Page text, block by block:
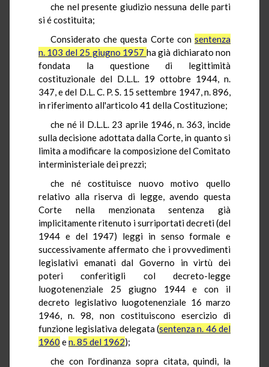
che nel presente giudizio nessuna delle parti
si é costituita;
Considerato che questa Corte con sentenza
n. 103 del 25 giugno 1957 ha già dichiarato non
fondata la questione di legittimità
costituzionale del D.L.L. 19 ottobre 1944, n.
347, e del D.L. C. P. S. 15 settembre 1947, n. 896,
in riferimento all'articolo 41 della Costituzione;
che né il D.L.L. 23 aprile 1946, n. 363, incide
sulla decisione adottata dalla Corte, in quanto si
limita a modificare la composizione del Comitato
interministeriale dei prezzi;
che né costituisce nuovo motivo quello
relativo alla riserva di legge, avendo questa
Corte nella menzionata sentenza già
implicitamente ritenuto i surriportati decreti (del
1944 e del 1947) leggi in senso formale e
successivamente affermato che i provvedimenti
legislativi emanati dal Governo in virtù dei
poteri conferitigli col decreto-legge
luogotenenziale 25 giugno 1944 e con il
decreto legislativo luogotenenziale 16 marzo
1946, n. 98, non costituiscono esercizio di
funzione legislativa delegata (sentenza n. 46 del
1960 en. 85 del 1962);
che con l'ordinanza sopra citata, quindi, la